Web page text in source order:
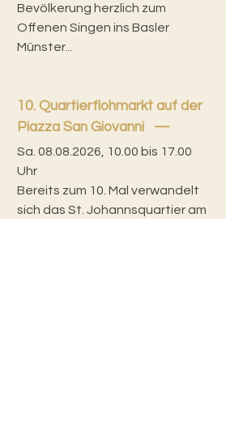
Bevölkerung herzlich zum
Offenen Singen ins Basler
Münster...
10. Quartierflohmarkt auf der
Piazza San Giovanni
Sa. 08.08.2026, 10.00 bis 17.00
Uhr
Bereits zum 10. Mal verwandelt
sich das St. Johannsquartier am